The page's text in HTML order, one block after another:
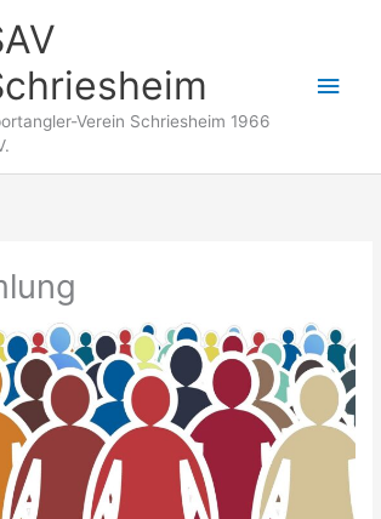
Verein Schriesheim 1966